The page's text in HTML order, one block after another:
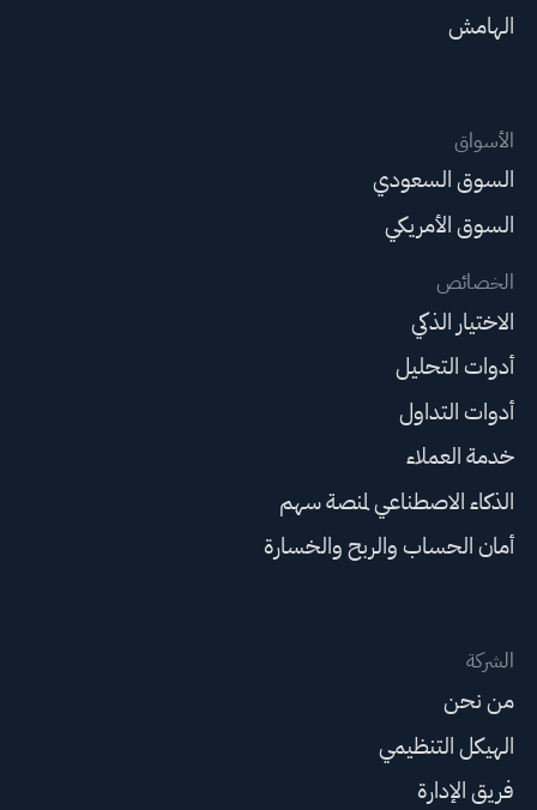
الهامش
الأسواق
السوق السعودي
السوق الأمريكي
الخصائص
الاختيار الذكي
أدوات التحليل
أدوات التداول
خدمة العملاء
الذكاء الاصطناعي لمنصة سهم
أمان الحساب والربح والخسارة
الشركة
من نحن
الهيكل التنظيمي
فريق الإدارة